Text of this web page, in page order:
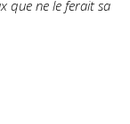
que ne le ferait sa